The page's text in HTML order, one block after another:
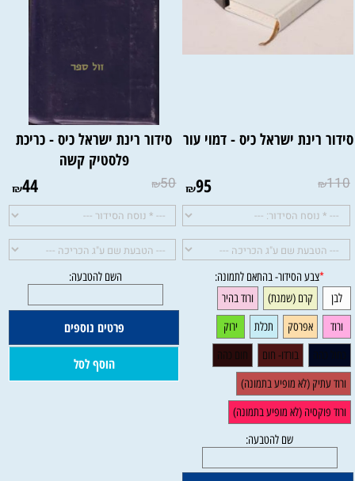
להטבעה: השם להטבעה:
רינת ישראל כיס - דמוי עור
₪110
₪95
סידור רינת ישראל כיס - כריכת
פלסטיק קשה
₪50
₪44
פרטים נוספים
הוסף לסל